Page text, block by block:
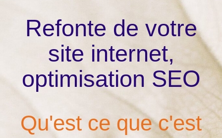
Refonte de votre
site internet,
optimisation SEO
Qu'est ce que c'est